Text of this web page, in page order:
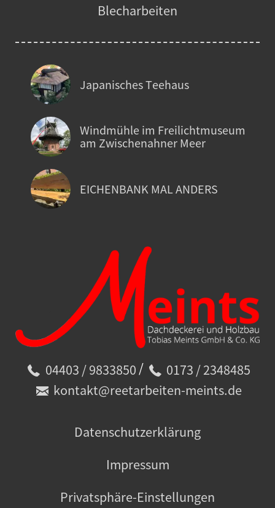
Blecharbeiten
Japanisches Teehaus
Windmühle im Freilichtmuseum
am Zwischenahner Meer
EICHENBANK MAL ANDERS
04403 / 9833850 /
0173 / 2348485
kontakt@reetarbeiten-meints.de
Datenschutzerklärung
Impressum
Privatsphäre-Einstellungen